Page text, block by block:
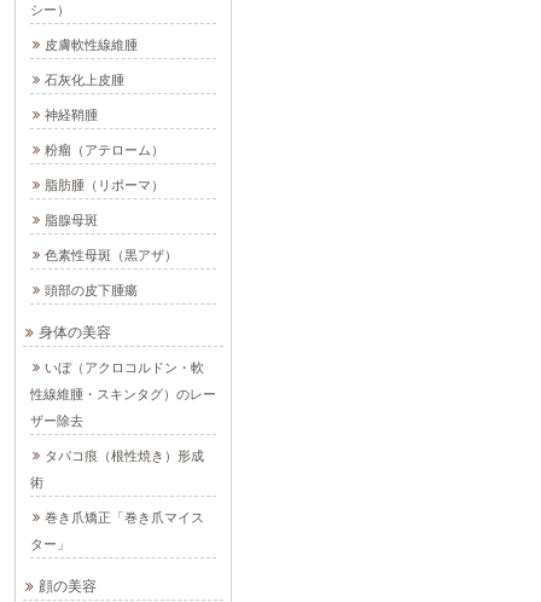
シー）
皮膚軟性線維腫
石灰化上皮腫
神経鞘腫
粉瘤（アテローム）
脂肪腫（リポーマ）
脂腺母斑
色素性母斑（黒アザ）
頭部の皮下腫瘍
身体の美容
いぼ（アクロコルドン・軟
性線維腫・スキンタグ）のレー
ザー除去
タバコ痕（根性焼き）形成
術
巻き爪矯正「巻き爪マイス
ター」
顔の美容